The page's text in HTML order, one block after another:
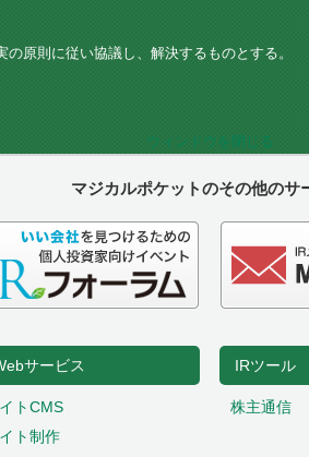
原則に従い協議し、解決するものとする。
ウィンドウを閉じる
マジカルポケットのその他のサ
サービス
トCMS
ト制作
IRツール
株主通信